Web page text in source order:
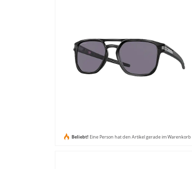
Beliebt! Eine Person hat den Artikel gerade im Warenkorb